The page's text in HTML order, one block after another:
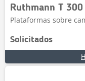
Ruthmann T 300
Plataformas sobre
Solicitados